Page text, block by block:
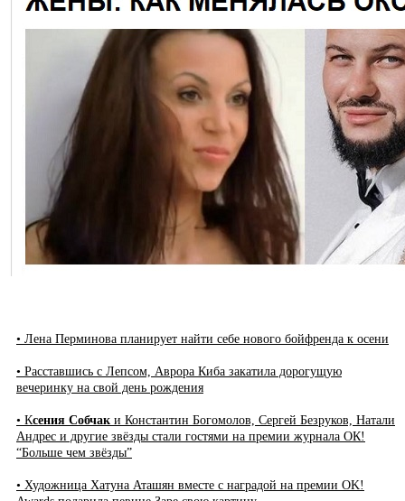
• Лена Перминова планирует найти себе нового бойфренда к осени
• Расставшись с Лепсом, Аврора Киба закатила дорогущую
вечеринку на свой день рождения
• Ксения Собчак и Константин Богомолов, Сергей Безруков, Натали
Андрес и другие звёзды стали гостями на премии журнала ОК!
“Больше чем звёзды”
• Художница Хатуна Аташян вместе с наградой на премии OK!